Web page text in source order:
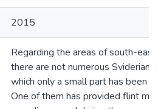
2015
Regarding the areas of south-
there are not numerous Sviderian
which only a small part has been
One of them has provided flint